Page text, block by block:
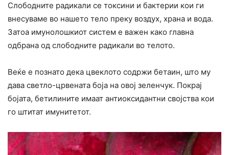
Слободните радикали се токсини и бактерии кои ги
внесуваме во нашето тело преку воздух, храна и вода.
Затоа имунолошкиот систем е важен како главна
одбрана од слободните радикали во телото.
Веќе е познато дека цвеклото содржи бетаин, што му
дава светло-црвената боја на овој зеленчук. Покрај
бојата, бетилините имаат антиоксидантни својства кои
го штитат имунитетот.